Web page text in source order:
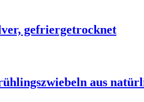
gefriergetrocknet
aus